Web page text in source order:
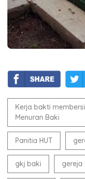
Kerja bakti
Menuran Baki
Panitia HUT
gkj baki gereja